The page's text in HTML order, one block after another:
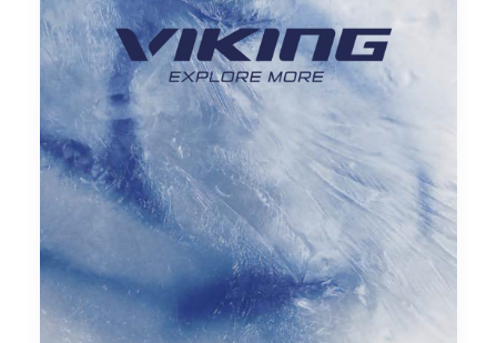
Technologie
Zamówienie
Warunki handlowe
Zobacz inne marki: